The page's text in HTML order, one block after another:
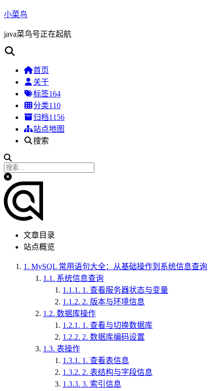
小菜鸟
java菜鸟号正在起航
首页
关于
标签164
分类110
归档1156
站点地图
搜索
文章目录
站点概览
1. MySQL 常用语句大全：从基础操作到系统信息查询
1.1. 系统信息查询
1.1.1. 1. 查看服务器状态与变量
1.1.2. 2. 版本与环境信息
1.2. 数据库操作
1.2.1. 1. 查看与切换数据库
1.2.2. 2. 数据库编码设置
1.3. 表操作
1.3.1. 1. 查看表信息
1.3.2. 2. 表结构与字段信息
1.3.3. 3. 索引信息